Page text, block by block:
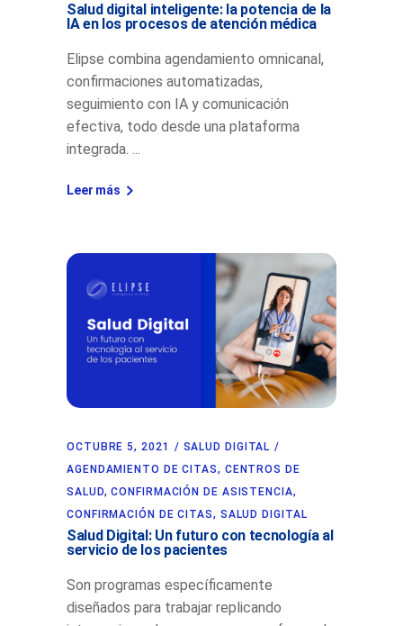
Salud digital inteligente: la potencia de la
IA en los procesos de atención médica
Elipse combina agendamiento omnicanal,
confirmaciones automatizadas,
seguimiento con IA y comunicación
efectiva, todo desde una plataforma
integrada.
Leer más
OCTUBRE 5, 2021
SALUD DIGITAL
AGENDAMIENTO DE CITAS, CENTROS DE
SALUD,CONFIRMACIÓN DE ASISTENCIA,
CONFIRMACIÓN DE CITAS, SALUD DIGITAL
Salud Digital: Un futuro con tecnología al
servicio de los pacientes
Son programas específicamente
diseñados para trabajar replicando